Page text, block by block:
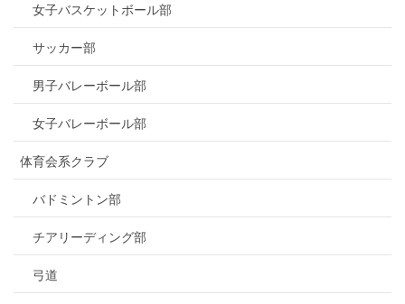
女子バスケットボール部
サッカー部
男子バレーボール部
女子バレーボール部
体育会系クラブ
バドミントン部
チアリーディング部
弓道